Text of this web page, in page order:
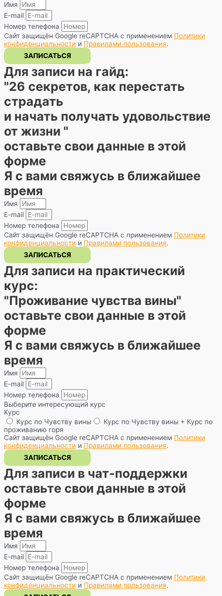
Имя
E-mail
Номер телефона
Сайт защищён Google reCAPTCHA с применением Политики
конфиденциальности и Правилами пользования.
ЗАПИСАТЬСЯ
Для записи на гайд:
"26 секретов, как перестать
страдать
и начать получать удовольствие
от жизни "
оставьте свои данные в этой
форме
Я с вами свяжусь в ближайшее
время
Имя
E-mail
Номер телефона
Сайт защищён Google reCAPTCHA с применением Политики
конфиденциальности и Правилами пользования.
ЗАПИСАТЬСЯ
Для записи на практический
курс:
"Проживание чувства вины"​
оставьте свои данные в этой
форме
Я с вами свяжусь в ближайшее
время
Имя
E-mail
Номер телефона
Выберите интересующий курс
Курс
Курс по Чувству вины
Курс по Чувству вины + Курс по
проживанию горя
Сайт защищён Google reCAPTCHA с применением Политики
конфиденциальности и Правилами пользования.
ЗАПИСАТЬСЯ
Для записи в чат-поддержки
оставьте свои данные в этой
форме
Я с вами свяжусь в ближайшее
время
Имя
E-mail
Номер телефона
Сайт защищён Google reCAPTCHA с применением Политики
конфиденциальности и Правилами пользования.